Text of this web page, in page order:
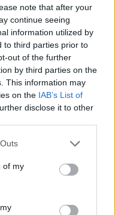
note that after your
continue seeing
information utilized by
to third parties prior to
out of the further
by third parties on the
This information may
on the IAB’s List of
disclose it to other
of my